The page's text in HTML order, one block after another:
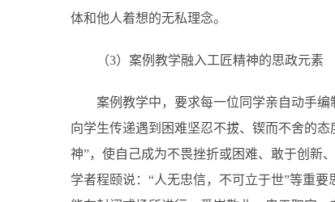
体和他人着想的无私理念。
（3）案例教学融入工匠精神的思政元素
案例教学中，要求每一位同学亲自动手编
向学生传递遇到困难坚忍不拔、锲而不舍的
神”，使自己成为不畏挫折或困难、敢于创新
学者程颐说：“人无忠信，不可立于世”等重